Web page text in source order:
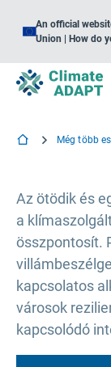
An official
Union | How do
Még több
Az ötödik és
a
összpontosít.
kapcsolatos
városok
kapcsolódó